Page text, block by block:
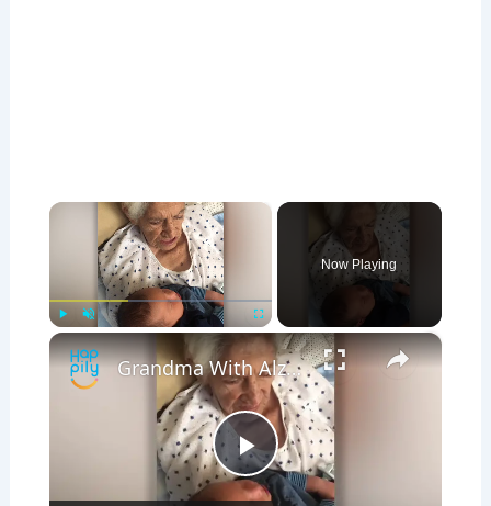
×
Fullscreen
Now Playing
×
P
Grandma With Alzheimer's Sings Childhood Song To Grandson | Happily TV